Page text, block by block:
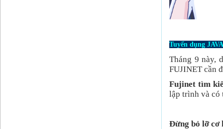
Tuyển dụng
Tháng 9 này,
FUJINET cần
Fujinet tìm
lập trình và
Đừng bỏ lỡ cơ